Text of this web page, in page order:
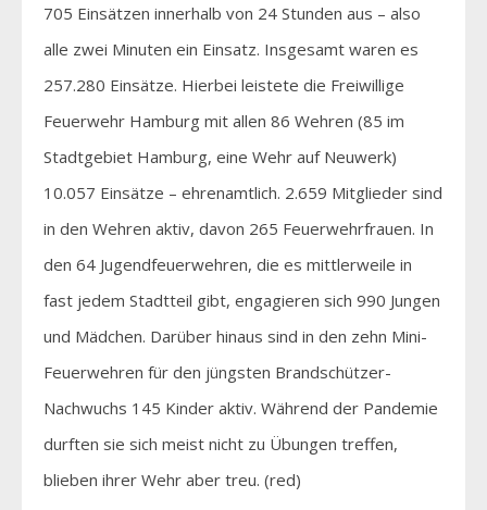
705 Einsätzen innerhalb von 24 Stunden aus – also
alle zwei Minuten ein Einsatz. Insgesamt waren es
257.280 Einsätze. Hierbei leistete die Freiwillige
Feuerwehr Hamburg mit allen 86 Wehren (85 im
Stadtgebiet Hamburg, eine Wehr auf Neuwerk)
10.057 Einsätze – ehrenamtlich. 2.659 Mitglieder sind
in den Wehren aktiv, davon 265 Feuerwehrfrauen. In
den 64 Jugendfeuerwehren, die es mittlerweile in
fast jedem Stadtteil gibt, engagieren sich 990 Jungen
und Mädchen. Darüber hinaus sind in den zehn Mini-
Feuerwehren für den jüngsten Brandschützer-
Nachwuchs 145 Kinder aktiv. Während der Pandemie
durften sie sich meist nicht zu Übungen treffen,
blieben ihrer Wehr aber treu. (red)